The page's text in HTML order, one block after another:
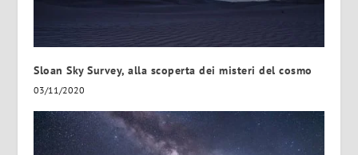
Sloan Sky Survey, alla scoperta dei misteri del cosmo
03/11/2020